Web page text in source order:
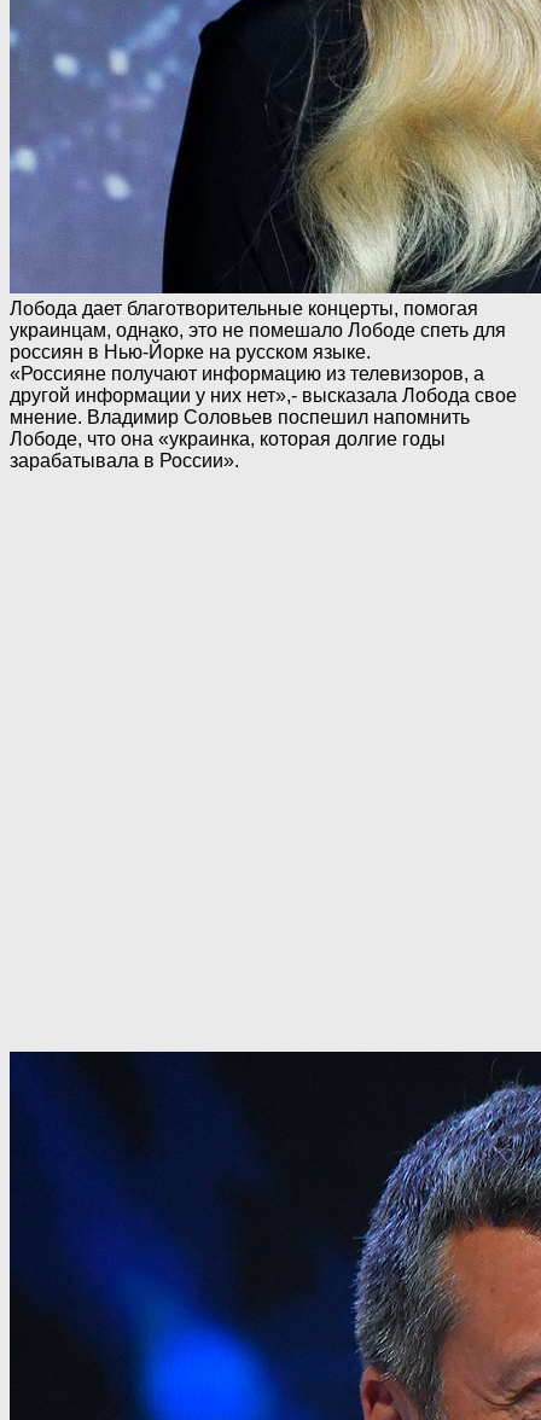
Лобода дает благотворительные концерты, помогая
украинцам, однако, это не помешало Лободе спеть для
россиян в Нью-Йорке на русском языке.
«Россияне получают информацию из телевизоров, а
другой информации у них нет»,- высказала Лобода свое
мнение. Владимир Соловьев поспешил напомнить
Лободе, что она «украинка, которая долгие годы
зарабатывала в России».